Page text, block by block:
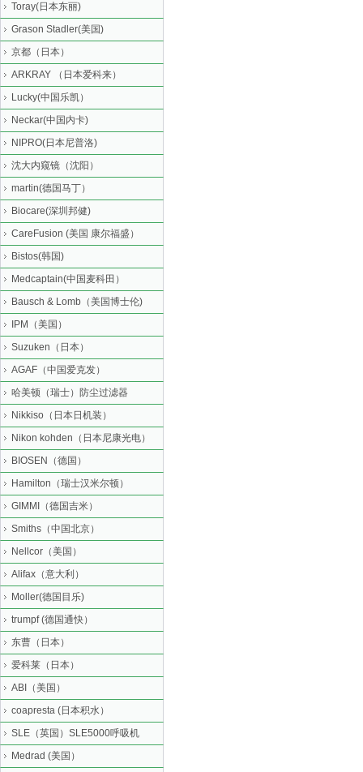
Toray(日本东丽)
Grason Stadler(美国)
京都（日本）
ARKRAY （日本爱科来）
Lucky(中国乐凯）
Neckar(中国内卡)
NIPRO(日本尼普洛)
沈大内窥镜（沈阳）
martin(德国马丁）
Biocare(深圳邦健)
CareFusion (美国 康尔福盛）
Bistos(韩国)
Medcaptain(中国麦科田）
Bausch & Lomb（美国博士伦)
IPM（美国）
Suzuken（日本）
AGAF（中国爱克发）
哈美顿（瑞士）防尘过滤器
Nikkiso（日本日机装）
Nikon kohden（日本尼康光电）
BIOSEN（德国）
Hamilton（瑞士汉米尔顿）
GIMMI（德国吉米）
Smiths（中国北京）
Nellcor（美国）
Alifax（意大利）
Moller(德国目乐)
trumpf (德国通快）
东曹（日本）
爱科莱（日本）
ABI（美国）
coapresta (日本积水）
SLE（英国）SLE5000呼吸机
Medrad (美国）